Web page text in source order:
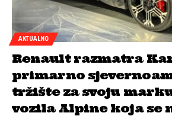
AKTUALNO
Renault razmatra
primarno
tržište za svoju
vozila Alpine koja se